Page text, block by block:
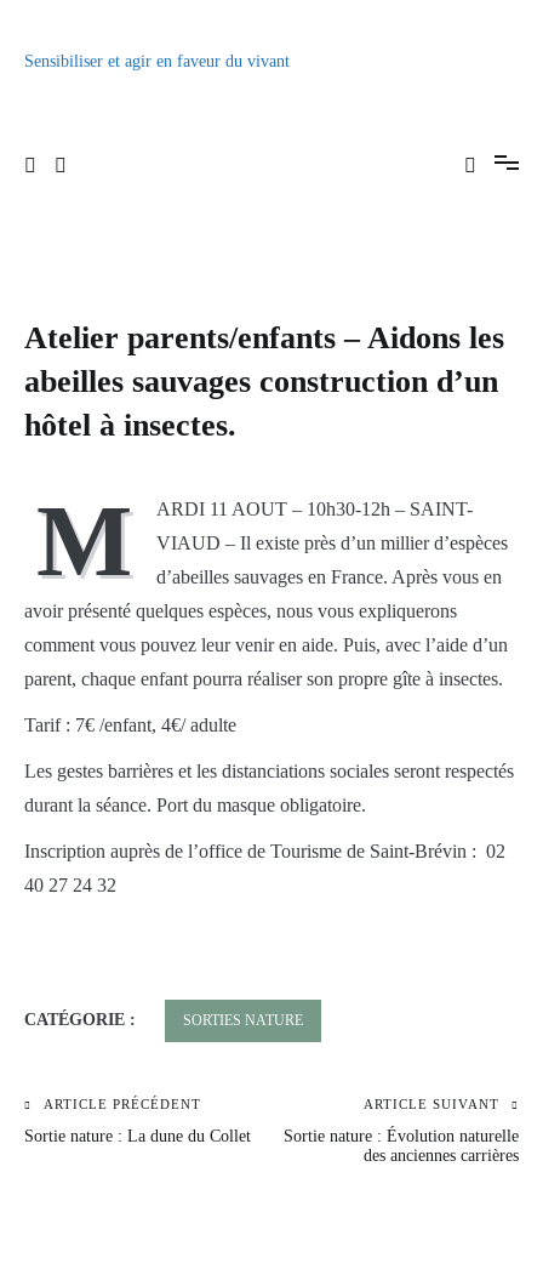
contenu
Sensibiliser et agir en faveur du vivant
Atelier parents/enfants – Aidons les
abeilles sauvages construction d’un
hôtel à insectes.
M
ARDI 11 AOUT – 10h30-12h – SAINT-
VIAUD – Il existe près d’un millier d’espèces
d’abeilles sauvages en France. Après vous en
avoir présenté quelques espèces, nous vous expliquerons
comment vous pouvez leur venir en aide. Puis, avec l’aide d’un
parent, chaque enfant pourra réaliser son propre gîte à insectes.
Tarif : 7€ /enfant, 4€/ adulte
Les gestes barrières et les distanciations sociales seront respectés
durant la séance. Port du masque obligatoire.
Inscription auprès de l’office de Tourisme de Saint-Brévin : 02
40 27 24 32
CATÉGORIE : SORTIES NATURE
Navigation
ARTICLE PRÉCÉDENT
Sortie nature : La dune du Collet
ARTICLE SUIVANT
Sortie nature : Évolution naturelle
des anciennes carrières